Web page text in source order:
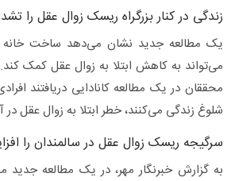
زندگی در کنار بزرگراه ریسک زوال عقل را
یک مطالعه جدید نشان می‌دهد ساخت خانه
می‌تواند به کاهش ابتلا به زوال عقل کمک کند.
محققان در یک مطالعه کانادایی دریافتند
شلوغ زندگی می‌کنند، خطر ابتلا به زوال عقل در
سرگیجه ریسک زوال عقل در سالمندان را
به گزارش خبرنگار مهر، در یک مطالعه جدید